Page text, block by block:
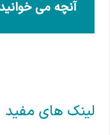
آنچه می
لینک های مفید